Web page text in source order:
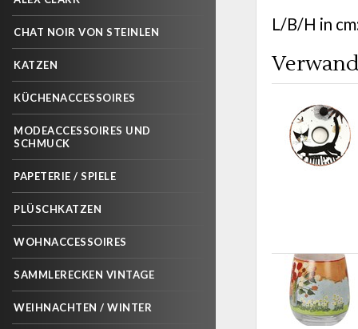
CHAT NOIR VON STEINLEN
KATZEN
KÜCHENACCESSOIRES
MODEACCESSOIRES UND
SCHMUCK
PAPETERIE / SPIELE
PLÜSCHKATZEN
WOHNACCESSOIRES
SAMMLERECKEN VINTAGE
WEIHNACHTEN / WINTER
L/B/H in